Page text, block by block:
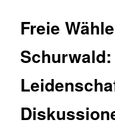
Freie
Schurwald: